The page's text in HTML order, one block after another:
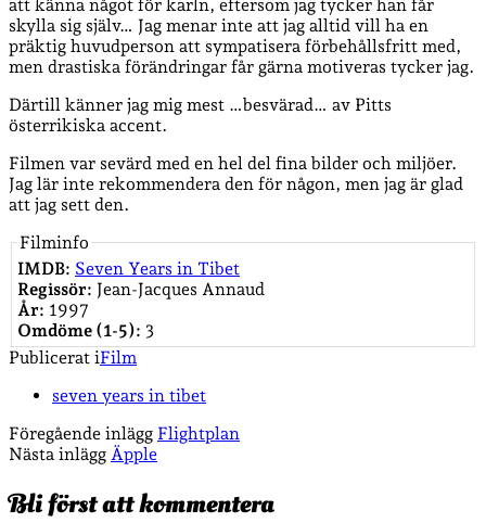
att känna något för karln, eftersom jag tycker han får
skylla sig själv… Jag menar inte att jag alltid vill ha en
präktig huvudperson att sympatisera förbehållsfritt med,
men drastiska förändringar får gärna motiveras tycker jag.
Därtill känner jag mig mest …besvärad… av Pitts
österrikiska accent.
Filmen var sevärd med en hel del fina bilder och miljöer.
Jag lär inte rekommendera den för någon, men jag är glad
att jag sett den.
Filminfo
IMDB: Seven Years in Tibet
Regissör: Jean-Jacques Annaud
År: 1997
Omdöme (1-5): 3
Publicerat iFilm
seven years in tibet
Föregående inlägg Flightplan
Nästa inlägg Äpple
Bli först att kommentera